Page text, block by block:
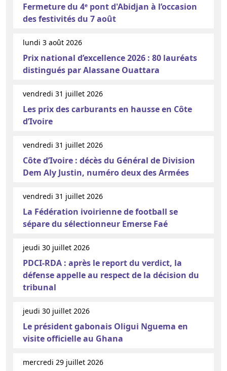
Fermeture du 4ᵉ pont d'Abidjan à l’occasion
des festivités du 7 août
lundi 3 août 2026
Prix national d’excellence 2026 : 80 lauréats
distingués par Alassane Ouattara
vendredi 31 juillet 2026
Les prix des carburants en hausse en Côte
d’Ivoire
vendredi 31 juillet 2026
Côte d’Ivoire : décès du Général de Division
Dem Aly Justin, numéro deux des Armées
vendredi 31 juillet 2026
La Fédération ivoirienne de football se
sépare du sélectionneur Emerse Faé
jeudi 30 juillet 2026
PDCI-RDA : après le report du verdict, la
défense appelle au respect de la décision du
tribunal
jeudi 30 juillet 2026
Le président gabonais Oligui Nguema en
visite officielle au Ghana
mercredi 29 juillet 2026